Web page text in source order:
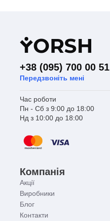
YORSH
+38 (095) 700 00 51
Передзвоніть мені
Час роботи
Пн - Сб з 9:00 до 18:00
Нд з 10:00 до 18:00
Компанія
Акції
Виробники
Блог
Контакти